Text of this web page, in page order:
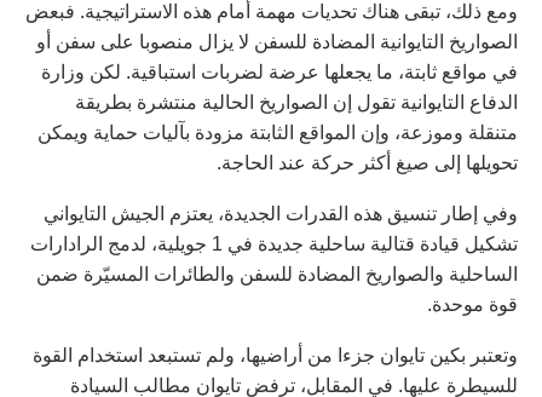
ومع ذلك، تبقى هناك تحديات مهمة أمام هذه الاستراتيجية. فبعض
الصواريخ التايوانية المضادة للسفن لا يزال منصوبا على سفن أو
في مواقع ثابتة، ما يجعلها عرضة لضربات استباقية. لكن وزارة
الدفاع التايوانية تقول إن الصواريخ الحالية منتشرة بطريقة
متنقلة وموزعة، وإن المواقع الثابتة مزودة بآليات حماية ويمكن
تحويلها إلى صيغ أكثر حركة عند الحاجة.
وفي إطار تنسيق هذه القدرات الجديدة، يعتزم الجيش التايواني
تشكيل قيادة قتالية ساحلية جديدة في 1 جويلية، لدمج الرادارات
الساحلية والصواريخ المضادة للسفن والطائرات المسيّرة ضمن
قوة موحدة.
وتعتبر بكين تايوان جزءا من أراضيها، ولم تستبعد استخدام القوة
للسيطرة عليها. في المقابل، ترفض تايوان مطالب السيادة